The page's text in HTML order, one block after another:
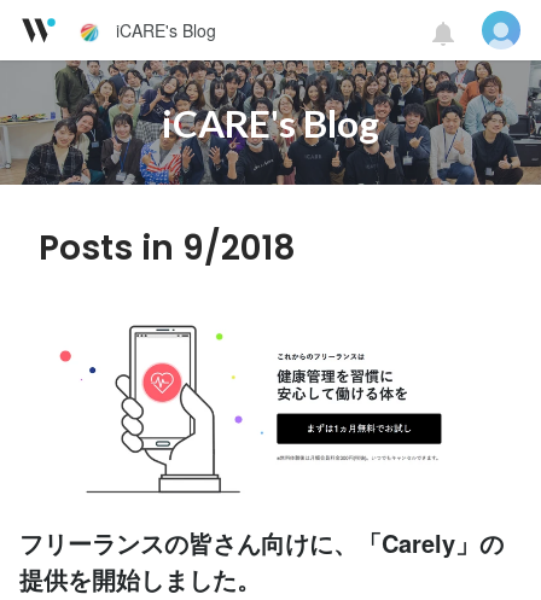
iCARE's Blog
iCARE's Blog
Posts in 9/2018
フリーランスの皆さん向けに、「Carely」の
提供を開始しました。